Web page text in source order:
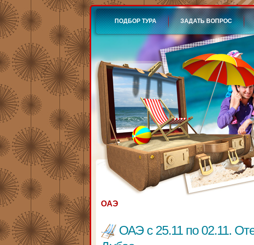
ПОДБОР ТУРА ЗАДАТЬ ВОПРОС
ОАЭ
ОАЭ с 25.11 по 02.11.